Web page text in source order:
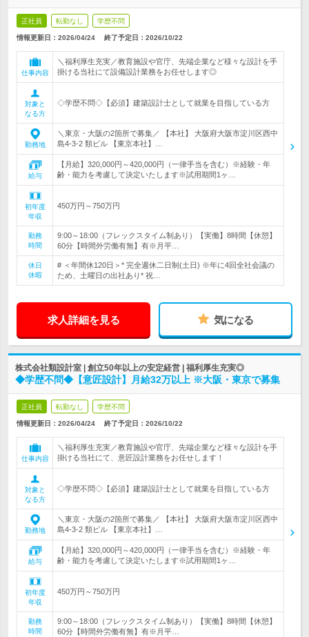
正社員 転勤なし 学歴不問
情報更新日：2026/04/24 終了予定日： 2026/10/22
仕事内容
＼福利厚生充実／教育施設や官庁、先端企業など様々な設計を手
掛ける当社にて設備設計業務をお任せします◎
対象と
なる方
◇学歴不問◇【必須】建築設計士として就業を目指している方
勤務地
＼東京・大阪の2箇所で募集／ 【本社】 大阪府大阪市淀川区西中
島4-3-2 類ビル 【東京本社】…
給与
【月給】320,000円～420,000円（一律手当を含む）※経験・年
齢・能力を考慮して決定いたします※試用期間1ヶ…
初年度
年収
450万円～750万円
勤務
時間
9:00～18:00（フレックスタイム制あり）【実働】8時間【休憩】
60分【時間外労働有無】有※月平…
休日
休暇
# ＜年間休120日＞* 完全週休二日制(土日) ※年に4回全社会議の
ため、土曜日の出社あり* 祝…
求人詳細を見る 気になる
株式会社類設計室 | 創立50年以上の安定経営 | 福利厚生充実◎
◆学歴不問◆【意匠設計】月給32万以上 ※大阪・東京で募集
正社員 転勤なし 学歴不問
情報更新日：2026/04/24 終了予定日： 2026/10/22
仕事内容
＼福利厚生充実／教育施設や官庁、先端企業など様々な設計を手
掛ける当社にて、意匠設計業務をお任せします！
対象と
なる方
◇学歴不問◇【必須】建築設計士として就業を目指している方
勤務地
＼東京・大阪の2箇所で募集／ 【本社】 大阪府大阪市淀川区西中
島4-3-2 類ビル 【東京本社】…
給与
【月給】320,000円～420,000円（一律手当を含む）※経験・年
齢・能力を考慮して決定いたします※試用期間1ヶ…
初年度
年収
450万円～750万円
勤務
時間
9:00～18:00（フレックスタイム制あり）【実働】8時間【休憩】
60分【時間外労働有無】有※月平…